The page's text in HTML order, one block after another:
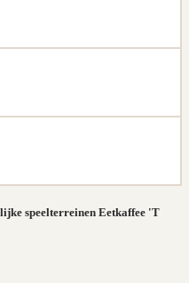
speelterreinen Eetkaffee 'T